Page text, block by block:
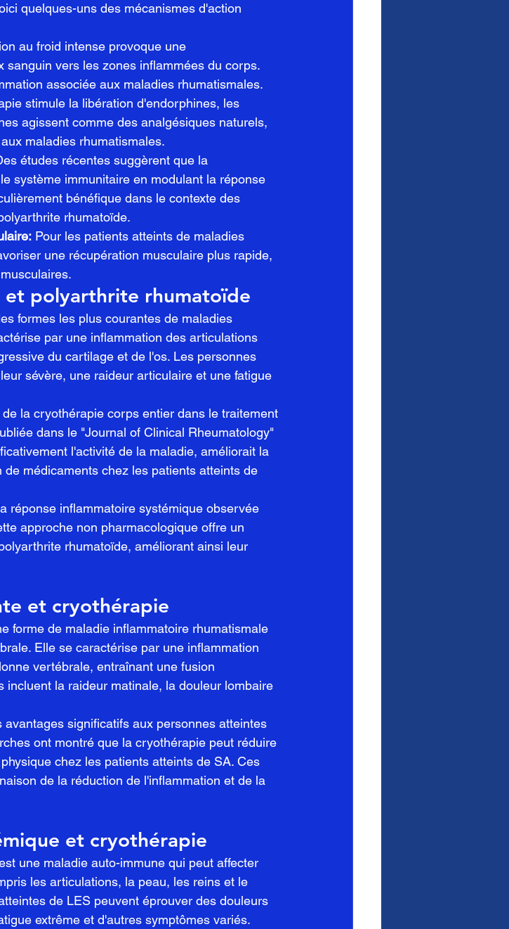
quelques-uns des mécanismes d'action
au froid intense provoque une
sanguin vers les zones inflammées du corps.
associée aux maladies rhumatismales.
stimule la libération d'endorphines, les
agissent comme des analgésiques naturels,
maladies rhumatismales.
études récentes suggèrent que la
système immunitaire en modulant la réponse
bénéfique dans le contexte des
rhumatoïde.
Pour les patients atteints de maladies
une récupération musculaire plus rapide,
polyarthrite rhumatoïde
formes les plus courantes de maladies
par une inflammation des articulations
du cartilage et de l'os. Les personnes
sévère, une raideur articulaire et une fatigue
la cryothérapie corps entier dans le traitement
dans le "Journal of Clinical Rheumatology"
l'activité de la maladie, améliorait la
médicaments chez les patients atteints de
réponse inflammatoire systémique observée
approche non pharmacologique offre un
rhumatoïde, améliorant ainsi leur
et cryothérapie
forme de maladie inflammatoire rhumatismale
Elle se caractérise par une inflammation
vertébrale, entraînant une fusion
la raideur matinale, la douleur lombaire
significatifs aux personnes atteintes
ont montré que la cryothérapie peut réduire
chez les patients atteints de SA. Ces
de la réduction de l'inflammation et de la
et cryothérapie
une maladie auto-immune qui peut affecter
les articulations, la peau, les reins et le
de LES peuvent éprouver des douleurs
extrême et d'autres symptômes variés.